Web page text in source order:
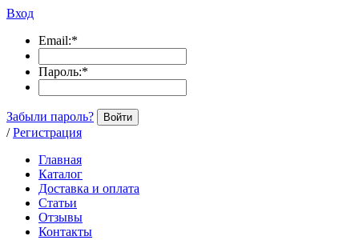
Вход
Email:*
Пароль:*
Забыли пароль? Войти
/ Регистрация
Главная
Каталог
Доставка и оплата
Статьи
Отзывы
Контакты